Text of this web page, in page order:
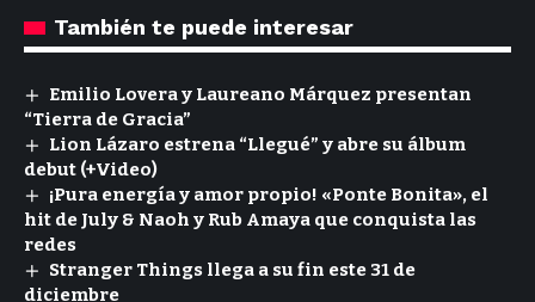
También te puede interesar
Emilio Lovera y Laureano Márquez presentan
“Tierra de Gracia”
Lion Lázaro estrena “Llegué” y abre su álbum
debut (+Video)
¡Pura energía y amor propio! «Ponte Bonita», el
hit de July & Naoh y Rub Amaya que conquista las
redes
Stranger Things llega a su fin este 31 de
diciembre